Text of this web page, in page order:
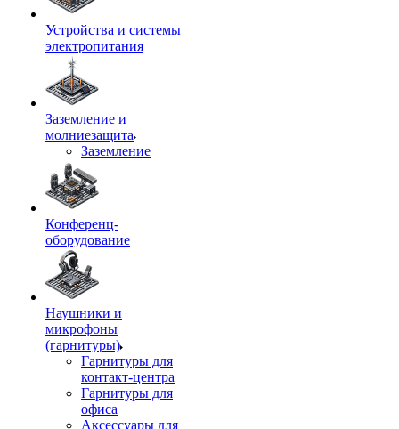
Устройства и системы
электропитания
Заземление и
молниезащита
Заземление
Конференц-
оборудование
Наушники и
микрофоны
(гарнитуры)
Гарнитуры для
контакт-центра
Гарнитуры для
офиса
Аксессуары для